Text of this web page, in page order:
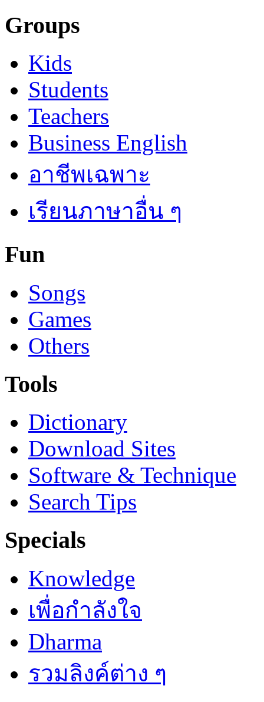
Groups
Kids
Students
Teachers
Business English
อาชีพเฉพาะ
เรียนภาษาอื่น ๆ
Fun
Songs
Games
Others
Tools
Dictionary
Download Sites
Software & Technique
Search Tips
Specials
Knowledge
เพื่อกำลังใจ
Dharma
รวมลิงค์ต่าง ๆ